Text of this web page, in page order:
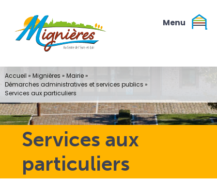
contenu
Services aux
particuliers
Accueil » Mignières » Mairie»
Démarches administratives et services publics »
Services aux particuliers